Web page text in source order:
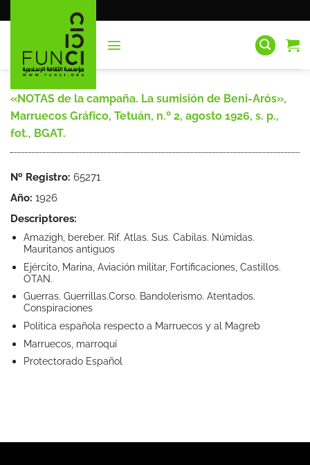
al
«NOTAS de la campaña. La sumisión de Beni-Arós»,
Marruecos Gráfico, Tetuán, n.º 2, agosto 1926, s. p.,
fot., BGAT.
Nº Registro: 65271
Año: 1926
Descriptores:
Amazigh, bereber. Rif. Atlas. Sus. Cabilas. Númidas.
Mauritanos antiguos
Ejército, Marina, Aviación militar, Fortificaciones, Castillos.
OTAN.
Guerras. Guerrillas.Corso. Bandolerismo. Atentados.
Conspiraciones
Política española respecto a Marruecos y al Magreb
Marruecos, marroquí
Protectorado Español